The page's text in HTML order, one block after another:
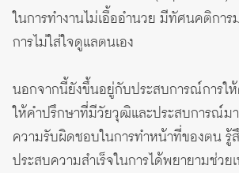
ในการทำงานไม่เอื้ออำนวย มีทัศนคติการ
การไม่ใส่ใจดูแลตนเอง
นอกจากนี้ยังขึ้นอยู่กับประสบการณ์การใ
ให้คำปรึกษาที่มีวัยวุฒิและประสบการณ์ม
ความรับผิดชอบในการทำหน้าที่ของตน รู้
ประสบความสำเร็จในการได้พยายามช่วย